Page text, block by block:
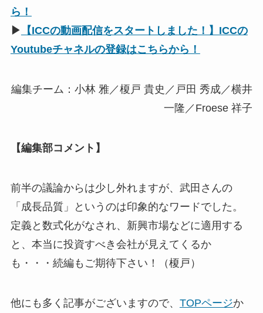
ら！
▶ 【ICCの動画配信をスタートしました！】ICCの
Youtubeチャネルの登録はこちらから！
編集チーム：小林 雅／榎戸 貴史／戸田 秀成／横井
一隆／Froese 祥子
【編集部コメント】
前半の議論からは少し外れますが、武田さんの
「成長品質」というのは印象的なワードでした。
定義と数式化がなされ、新興市場などに適用する
と、本当に投資すべき会社が見えてくるか
も・・・続編もご期待下さい！（榎戸）
他にも多く記事がございますので、 TOPページか